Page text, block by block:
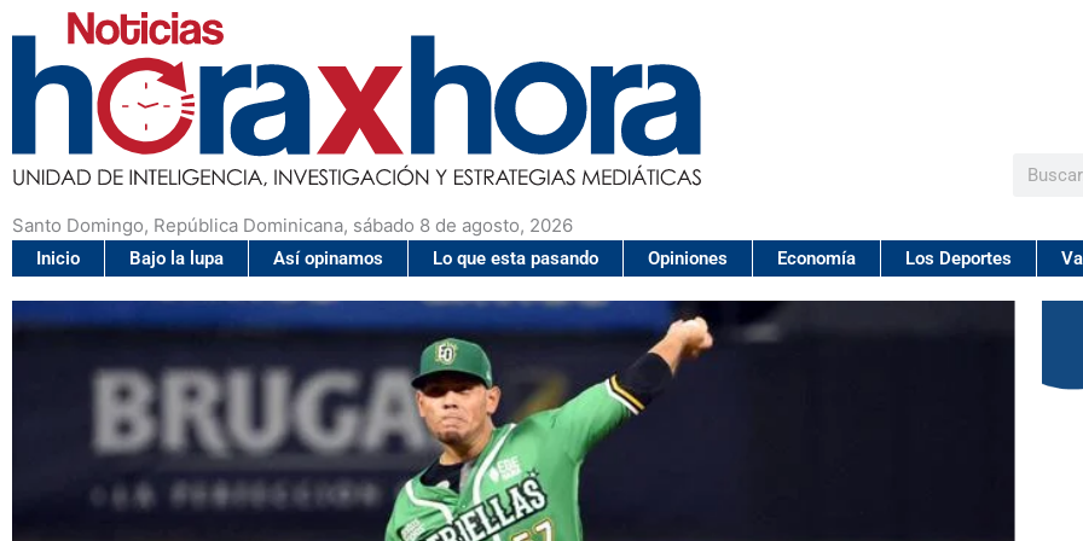
Santo Domingo, República Dominicana, sábado 8 de agosto, 2026
Buscar
Inicio Bajo la lupa Así opinamos Lo que esta pasando Opiniones Economía Los Deportes